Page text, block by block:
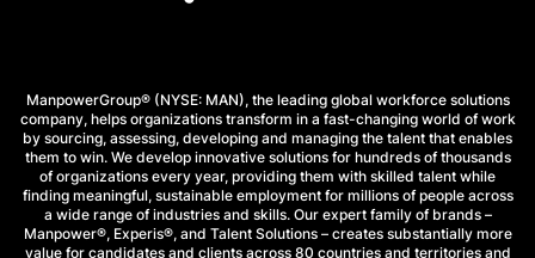
ManpowerGroup® (NYSE: MAN), the leading global workforce solutions
company, helps organizations transform in a fast-changing world of work
by sourcing, assessing, developing and managing the talent that enables
them to win. We develop innovative solutions for hundreds of thousands
of organizations every year, providing them with skilled talent while
finding meaningful, sustainable employment for millions of people across
a wide range of industries and skills. Our expert family of brands –
Manpower®, Experis®, and Talent Solutions – creates substantially more
value for candidates and clients across 80 countries and territories and